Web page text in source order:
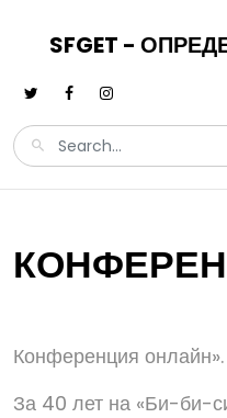
SFGET -
Конференция онлайн».
За 40 лет на «Би-би-